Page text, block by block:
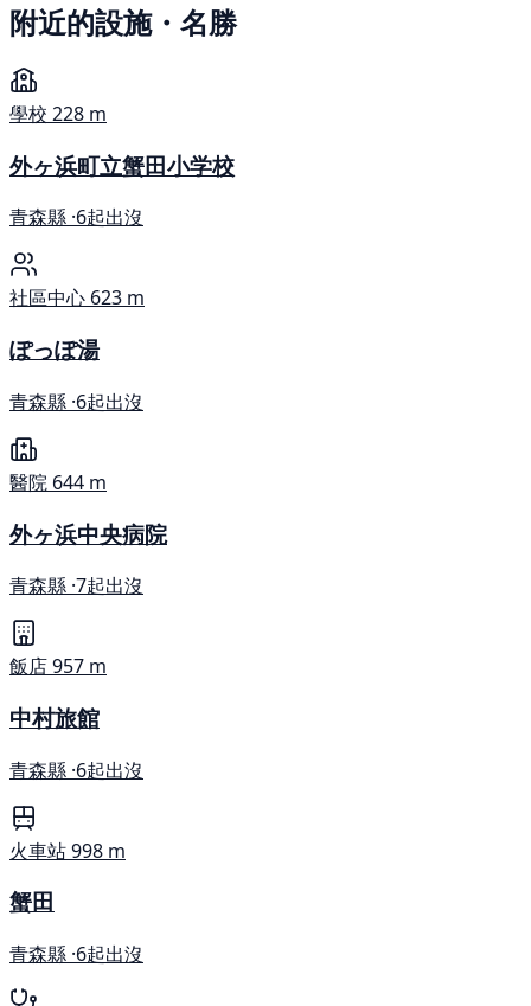
附近的設施・名勝
學校 228 m
外ヶ浜町立蟹田小学校
青森縣 ·6起出沒
社區中心 623 m
ぽっぽ湯
青森縣 ·6起出沒
醫院 644 m
外ヶ浜中央病院
青森縣 ·7起出沒
飯店957 m
中村旅館
青森縣 ·6起出沒
火車站998 m
蟹田
青森縣 ·6起出沒